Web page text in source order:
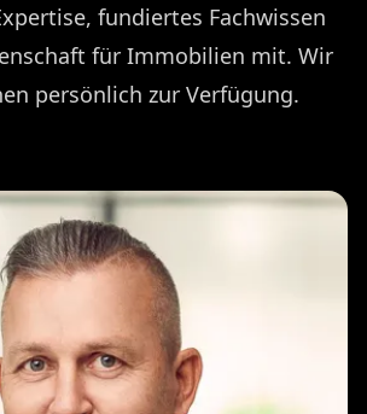
fundiertes Fachwissen
für Immobilien mit. Wir
persönlich zur Verfügung.